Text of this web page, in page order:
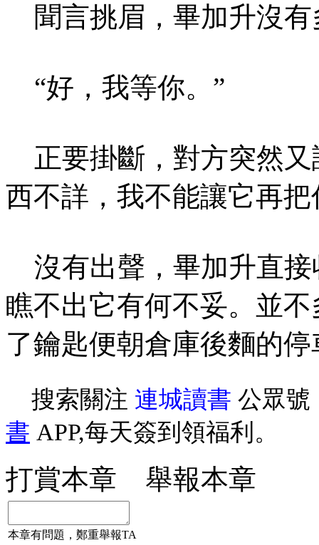
聞言挑眉，畢加升沒有
“好，我等你。”
正要掛斷，對方突然又
西不詳，我不能讓它再把
沒有出聲，畢加升直接
瞧不出它有何不妥。並
了鑰匙便朝倉庫後麵的
搜索關注 連城讀書 公眾號
書 APP,每天簽到領福利。
打賞本章 舉報本章
本章有問題，鄭重舉報TA